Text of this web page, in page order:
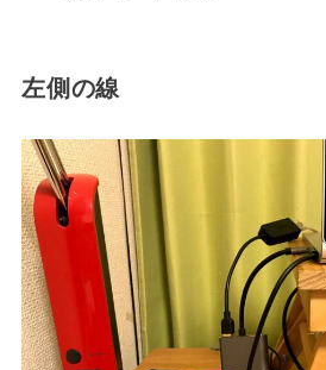
左側の線